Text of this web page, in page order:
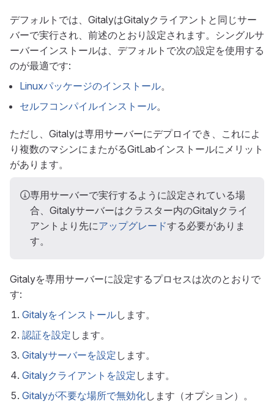
デフォルトでは、GitalyはGitalyクライアントと同じサー
バーで実行され、前述のとおり設定されます。シングルサ
ーバーインストールは、デフォルトで次の設定を使用する
のが最適です:
Linuxパッケージのインストール。
セルフコンパイルインストール。
ただし、Gitalyは専用サーバーにデプロイでき、これによ
り複数のマシンにまたがるGitLabインストールにメリット
があります。
専用サーバーで実行するように設定されている場
合、Gitalyサーバーはクラスター内のGitalyクライ
アントより先にアップグレードする必要がありま
す。
Gitalyを専用サーバーに設定するプロセスは次のとおりで
す:
Gitalyをインストールします。
認証を設定 します。
Gitalyサーバーを設定 します。
Gitalyクライアントを設定 します。
Gitalyが不要な場所で無効化します（オプション）。